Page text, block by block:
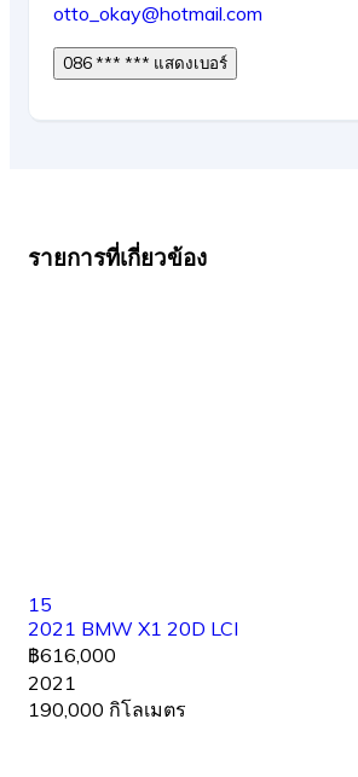
otto_okay@hotmail.com
086 *** *** แสดงเบอร์
รายการที่เกี่ยวข้อง
15
2021 BMW X1 20D LCI
฿616,000
2021
190,000 กิโลเมตร